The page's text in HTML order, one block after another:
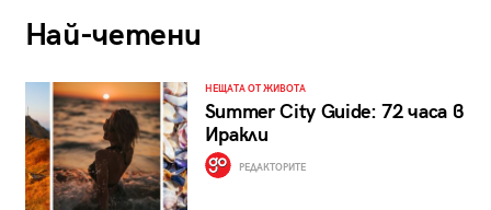
Най-четени
НЕЩАТА ОТ ЖИВОТА
Summer City Guide: 72 часа в
Иракли
РЕДАКТОРИТЕ